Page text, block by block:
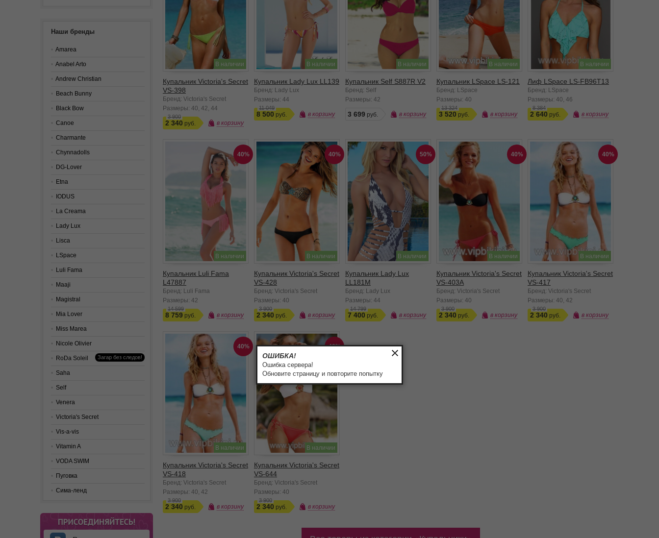
Наши бренды
Amarea
Anabel Arto
Andrew Christian
Beach Bunny
Black Bow
Canoe
Charmante
Chynnadolls
DG-Lover
Etna
IODUS
La Creama
Lady Lux
Lisca
LSpace
Luli Fama
Maaji
Magistral
Mia Lover
Miss Marea
Nicole Olivier
RoDa Soleil Загар без следов!
Saha
Self
Venera
Victoria's Secret
Vis-a-vis
Vitamin A
VODA SWIM
Пуговка
Сима-ленд
В наличии
Купальник Victoria's Secret
VS-398
Бренд: Victoria's Secret
Размеры: 40 42 44
3 900
2 340 в корзину
В наличии
Купальник Lady Lux LL139
Бренд: Lady Lux
Размеры: 44
11 049
8 500 в корзину
В наличии
Купальник Self S887R V2
Бренд: Self
Размеры: 42
3 699 в корзину
В наличии
Купальник LSpace LS-121
Бренд: LSpace
Размеры: 40
13 324
3 520 в корзину
В наличии
Лиф LSpace LS-FB96T13
Бренд: LSpace
Размеры: 40 46
8 384
2 640 в корзину
40%
В наличии
Купальник Luli Fama
L47887
Бренд: Luli Fama
Размеры: 42
14 599
8 759 в корзину
40%
В наличии
Купальник Victoria's Secret
VS-428
Бренд: Victoria's Secret
Размеры: 40
3 900
2 340 в корзину
50%
В наличии
Купальник Lady Lux
LL181M
Бренд: Lady Lux
Размеры: 44
14 799
7 400 в корзину
40%
В наличии
Купальник Victoria's Secret
VS-403A
Бренд: Victoria's Secret
Размеры: 40
3 900
2 340 в корзину
40%
В наличии
Купальник Victoria's Secret
VS-417
Бренд: Victoria's Secret
Размеры: 40 42
3 900
2 340 в корзину
40%
В наличии
Купальник Victoria's Secret
VS-418
Бренд: Victoria's Secret
Размеры: 40 42
3 900
2 340 в корзину
40%
В наличии
Купальник Victoria's Secret
VS-644
Бренд: Victoria's Secret
Размеры: 40
3 900
2 340 в корзину
ОШИБКА!
Ошибка сервера!
Обновите страницу и повторите попытку